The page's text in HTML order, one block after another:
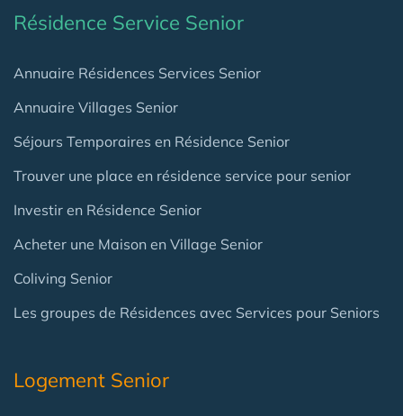
Résidence Service Senior
Annuaire Résidences Services Senior
Annuaire Villages Senior
Séjours Temporaires en Résidence Senior
Trouver une place en résidence service pour senior
Investir en Résidence Senior
Acheter une Maison en Village Senior
Coliving Senior
Les groupes de Résidences avec Services pour Seniors
Logement Senior